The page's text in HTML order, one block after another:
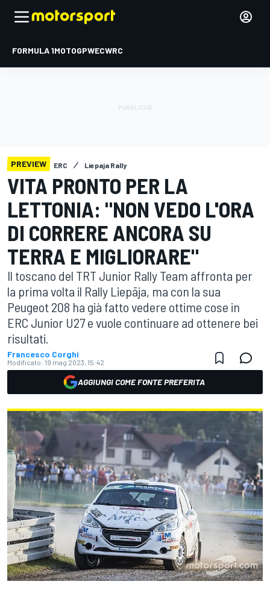
FORMULA 1MOTOGPWECWRC
PREVIEW ERC Liepaja Rally
VITA PRONTO PER LA
LETTONIA: "NON VEDO L'ORA
DI CORRERE ANCORA SU
TERRA E MIGLIORARE"
Il toscano del TRT Junior Rally Team affronta per
la prima volta il Rally Liepāja, ma con la sua
Peugeot 208 ha già fatto vedere ottime cose in
ERC Junior U27 e vuole continuare ad ottenere bei
risultati.
Francesco Corghi
Modificato: 19 mag 2023, 15:42
AGGIUNGI COME FONTE PREFERITA